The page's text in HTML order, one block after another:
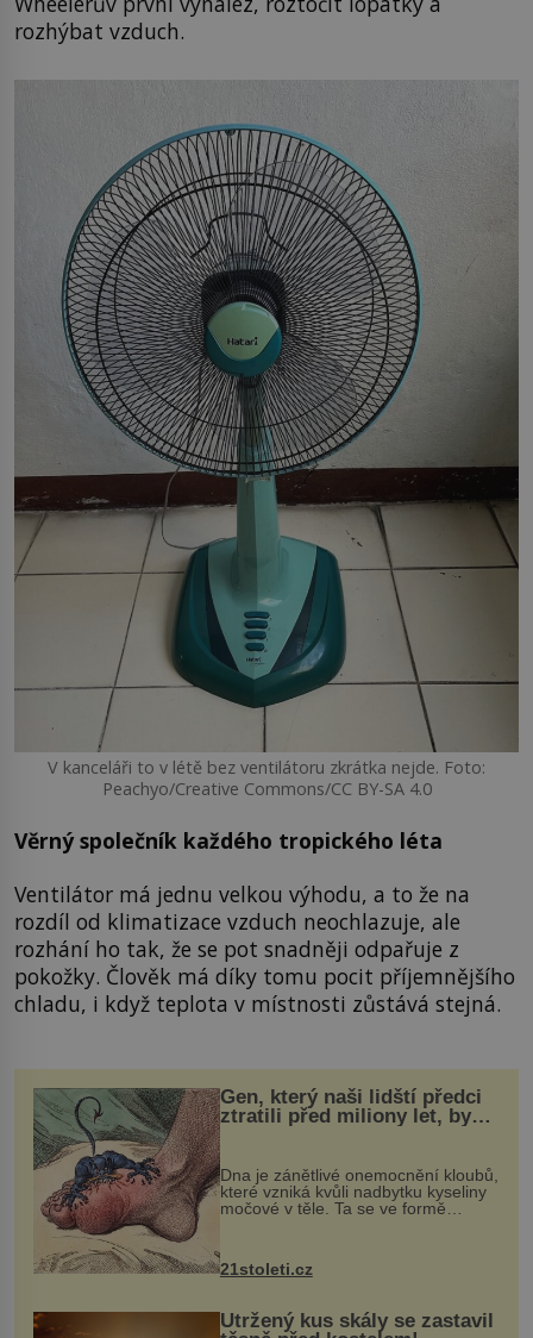
rozhýbat vzduch.
V kanceláři to v létě bez ventilátoru zkrátka nejde. Foto:
Peachyo/Creative Commons/CC BY-SA 4.0
Věrný společník každého tropického léta
Ventilátor má jednu velkou výhodu, a to že na
rozdíl od klimatizace vzduch neochlazuje, ale
rozhání ho tak, že se pot snadněji odpařuje z
pokožky. Člověk má díky tomu pocit příjemnějšího
chladu, i když teplota v místnosti zůstává stejná.
Gen, který naši lidští předci
ztratili před miliony let, by
mohl pomoci s léčbou
„nemoci králů“
Dna je zánětlivé onemocnění kloubů,
které vzniká kvůli nadbytku kyseliny
močové v těle. Ta se ve formě
nohou, a způsobuje bole...
21stoleti.cz
Utržený kus skály se zastavil